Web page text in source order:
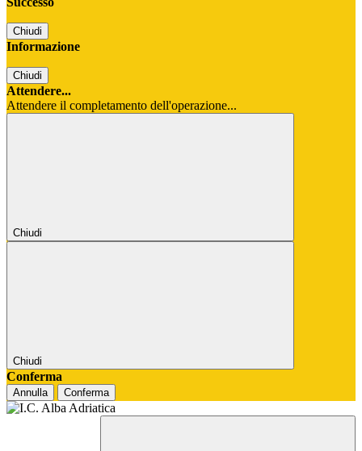
Chiudi
Informazione
Chiudi
Attendere...
Attendere il completamento dell'operazione...
Chiudi
Chiudi
Conferma
Annulla Conferma